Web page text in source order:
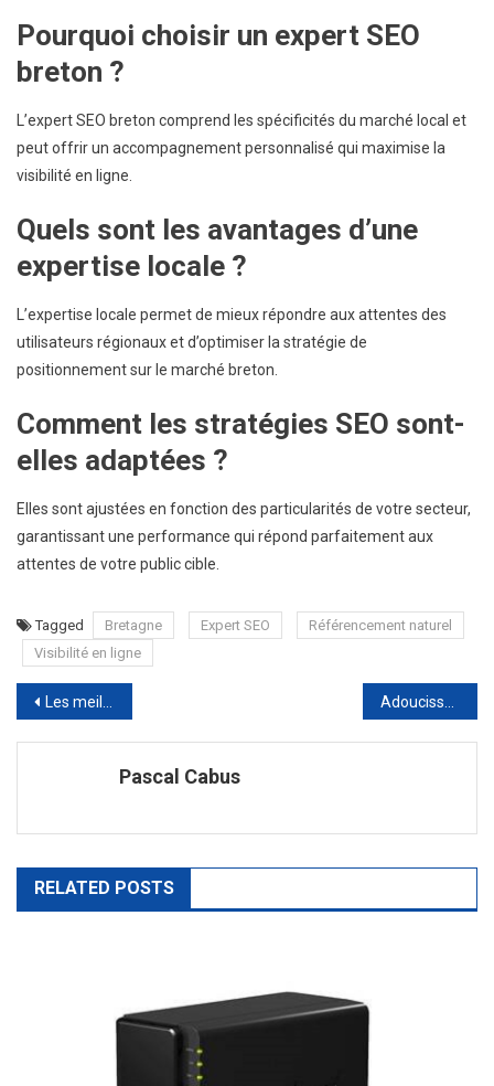
Pourquoi choisir un expert SEO
breton ?
L’expert SEO breton comprend les spécificités du marché local et
peut offrir un accompagnement personnalisé qui maximise la
visibilité en ligne.
Quels sont les avantages d’une
expertise locale ?
L’expertise locale permet de mieux répondre aux attentes des
utilisateurs régionaux et d’optimiser la stratégie de
positionnement sur le marché breton.
Comment les stratégies SEO sont-
elles adaptées ?
Elles sont ajustées en fonction des particularités de votre secteur,
garantissant une performance qui répond parfaitement aux
attentes de votre public cible.
Tagged Bretagne Expert SEO
Référencement naturel
Visibilité en ligne
Navigation
de
l’article
Les meilleures marques de vaisselle à connaître en 2025
Pascal Cabus
RELATED POSTS